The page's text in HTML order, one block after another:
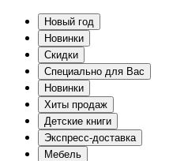
Новый год
Новинки
Скидки
Специально для Вас
Новинки
Хиты продаж
Детские книги
Экспресс-доставка
Мебель